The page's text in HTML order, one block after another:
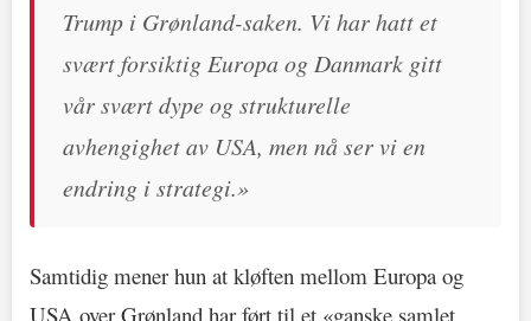
Trump i Grønland-saken. Vi har hatt et
svært forsiktig Europa og Danmark gitt
vår svært dype og strukturelle
avhengighet av USA, men nå ser vi en
endring i strategi.»
Samtidig mener hun at kløften mellom Europa og
USA over Grønland har ført til et «ganske samlet